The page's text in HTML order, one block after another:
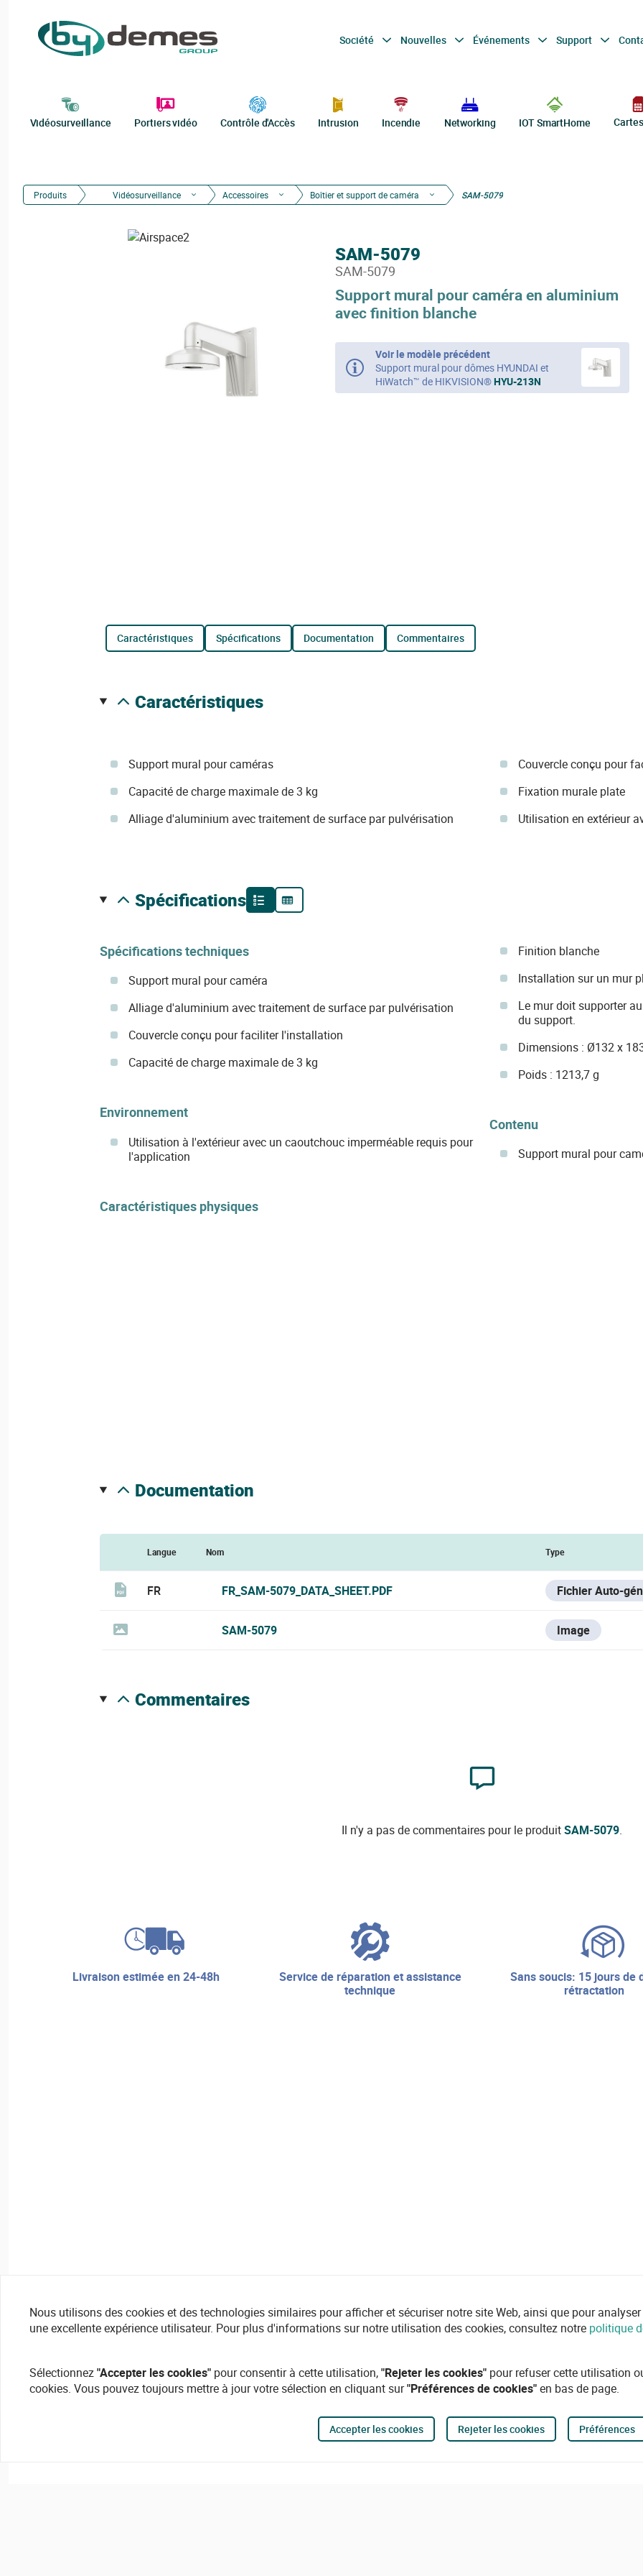
Société Nouvelles Événements Support
Vidéosurveillance Portiers vidéo Contrôle d'Accès Intrusion Incendie Networking IOT SmartHome
Produits Vidéosurveillance Accessoires Boîtier et support de caméra SAM-5079
Support mural pour caméra en aluminium
avec finition blanche
SAM-5079
SAM-5079
Voir le modèle précédent
Support mural pour dômes HYUNDAI et
HiWatch™ de HIKVISION®HYU-213N
caractéristiques spécifications documentation commentaires
caractéristiques
Support mural pour caméras
Capacité de charge maximale de 3 kg
Alliage d'aluminium avec traitement de surface par pulvérisation
Couvercle conçu pour
Fixation murale plate
Utilisation en extérieur
spécifications
Spécifications techniques
Support mural pour caméra
Alliage d'aluminium avec traitement de surface par pulvérisation
Couvercle conçu pour faciliter l'installation
Capacité de charge maximale de 3 kg
Environnement
Utilisation à l'extérieur avec un caoutchouc imperméable requis pour
l'application
Caractéristiques physiques
Finition blanche
Installation sur un mur
Le mur doit supporter
du support.
Dimensions : Ø132 x
Poids : 1213,7 g
Contenu
Support mural pour
documentation
Langue Nom Type
FR FR_SAM-5079_DATA_SHEET.PDF Fichier Auto-
SAM-5079 Image
commentaires
Il n'y a pas de commentaires pour le produitSAM-5079.
livraison estimée en 24-48h
service de réparation et assistance
technique
sans soucis: 15 jours de droit de
rétractation
Nous utilisons des cookies et des technologies similaires pour afficher et sécuriser notre site Web, ainsi que pour
une excellente expérience utilisateur. Pour plus d'informations sur notre utilisation des cookies, consultez notre politique
Sélectionnez"Accepter les cookies" pour consentir à cette utilisation,"Rejeter les cookies" pour refuser cette utilisation
cookies. Vous pouvez toujours mettre à jour votre sélection en cliquant sur"Préférences de cookies"en bas de page.
Accepter les cookies Rejeter les cookies Préférences